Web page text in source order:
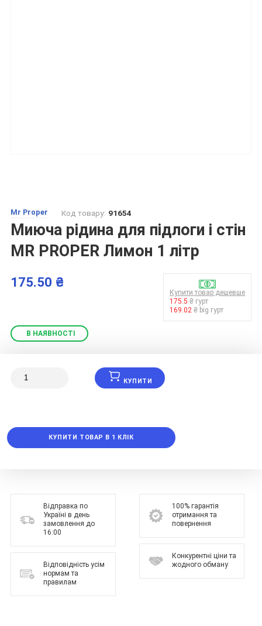
Mr Proper Код товару: 91654
Миюча рідина для підлоги і стін
MR PROPER Лимон 1 літр
175.50 ₴
Купити товар дешевше
175.5 ₴ гурт
169.02 ₴ big гурт
В НАЯВНОСТІ
КУПИТИ
КУПИТИ ТОВАР В 1 КЛІК
Відправка по
Україні в день
замовлення до
16:00
Відповідність усім
нормам та
правилам
100% гарантія
отримання та
повернення
Конкурентні ціни та
жодного обману